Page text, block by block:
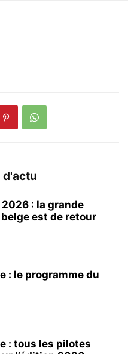
d'actu
: la grande
est de retour
: le programme du
: tous les pilotes